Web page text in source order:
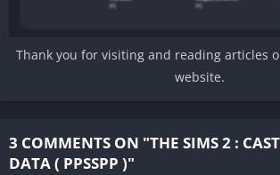
Thank you for visiting and reading articles
website.
3 COMMENTS ON "THE SIMS 2 :
DATA ( PPSSPP )"